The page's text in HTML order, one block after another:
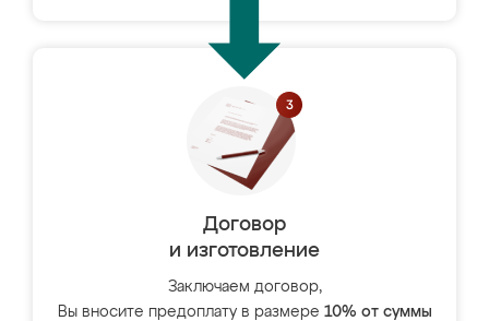
Договор
и изготовление
Заключаем договор,
Вы вносите предоплату в размере 10% от суммы